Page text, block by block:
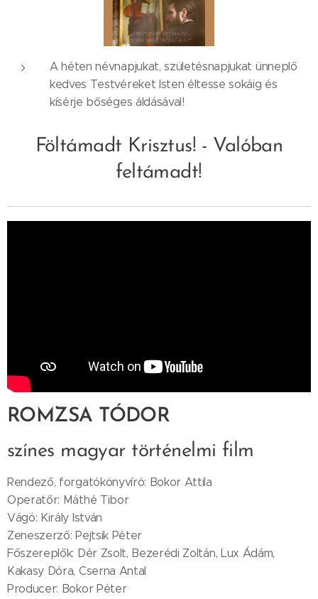
A héten névnapjukat, születésnapjukat ünneplő
kedves Testvéreket Isten éltesse sokáig és
kísérje bőséges áldásával!
Föltámadt Krisztus! - Valóban
feltámadt!
ROMZSA TÓDOR
színes magyar történelmi film
Rendező, forgatókönyvíró: Bokor Attila
Operatőr: Máthé Tibor
Vágó: Király István
Zeneszerző: Pejtsik Péter
Főszereplők: Dér Zsolt, Bezerédi Zoltán, Lux Ádám,
Kakasy Dóra, Cserna Antal
Producer: Bokor Péter